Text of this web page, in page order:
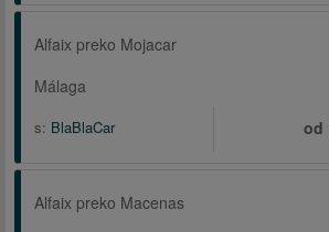
Alfaix preko Mojacar
Málaga
s: BlaBlaCar od
Alfaix preko Macenas